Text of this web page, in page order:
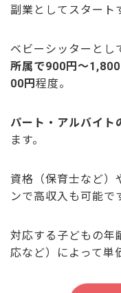
副業としてスタート
ベビーシッターとし
所属で900円〜
00円 程度。
パート・アルバイト
ます。
資格（保育士など）
ンで高収入も可能で
対応する子どもの年
応など）によって単